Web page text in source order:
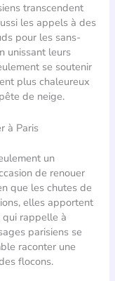
transcendent
les appels à des
pour les sans-
unissant leurs
se soutenir
plus chaleureux
de neige.
à Paris
un
de renouer
que les chutes de
elles apportent
qui rappelle à
parisiens se
raconter une
flocons.